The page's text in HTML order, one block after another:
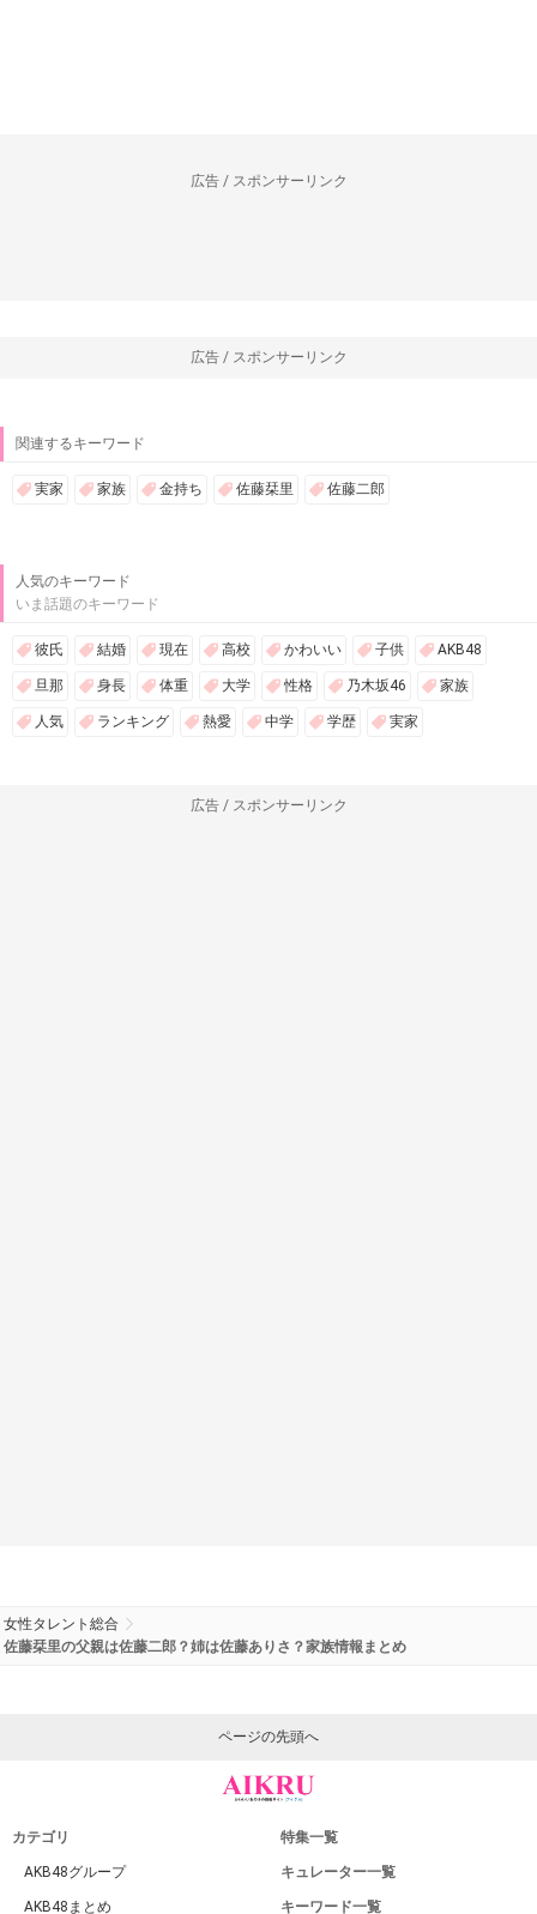
広告 / スポンサーリンク
広告 / スポンサーリンク
関連するキーワード
実家 家族 金持ち 佐藤栞里 佐藤二郎
人気のキーワード
いま話題のキーワード
彼氏 結婚 現在 高校 かわいい 子供 AKB48
旦那 身長 体重 大学 性格 乃木坂46 家族
人気 ランキング 熱愛 中学 学歴 実家
広告 / スポンサーリンク
女性タレント総合
佐藤栞里の父親は佐藤二郎？姉は佐藤ありさ？家族情報まとめ
ページの先頭へ
カテゴリ
AKB48グループ
AKB48まとめ
特集一覧
キュレーター一覧
キーワード一覧